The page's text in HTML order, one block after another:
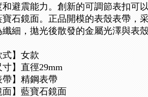
和避震能力。創新的可調節表扣可
寶石鏡面。正品開模的表殼表帶，
纖細，拋光後散發的金屬光澤與表
式】女款
寸】直徑29mm
帶】精鋼表帶
面】藍寶石鏡面